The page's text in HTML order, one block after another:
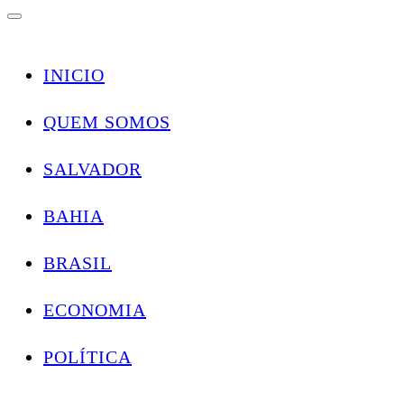
INICIO
QUEM SOMOS
SALVADOR
BAHIA
BRASIL
ECONOMIA
POLÍTICA